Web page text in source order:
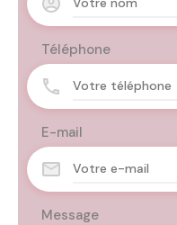
Téléphone
E-mail
Message